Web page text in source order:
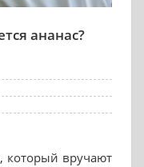
ананас?
который вручают